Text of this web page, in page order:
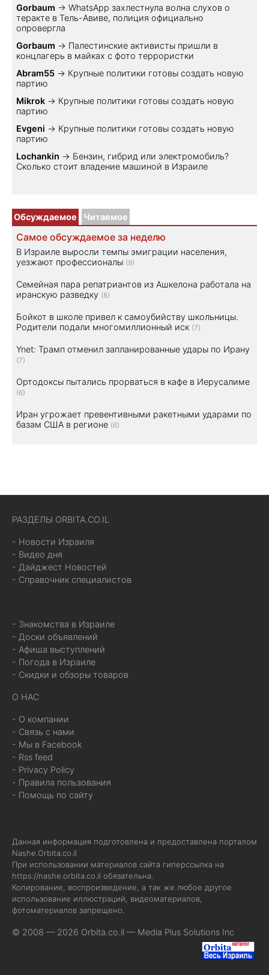
Gorbaum → WhatsApp захлестнула волна слухов о
теракте в Тель-Авиве, полиция официально
опровергла
Gorbaum → Палестинские активисты пришли в
концлагерь в майках с фото террористки
Abram55 → Крупные политики готовы создать новую
партию
Mikrok → Крупные политики готовы создать новую
партию
Evgeni → Крупные политики готовы создать новую
партию
Lochankin → Бензин, гибрид или электромобиль?
Cколько стоит владение машиной в Израиле
Обсуждаемое Читаемое
Самое обсуждаемое за неделю
В Израиле выросли темпы эмиграции населения,
уезжают профессионалы (9)
Семейная пара репатриантов из Ашкелона работала на
иранскую разведку (8)
Бойкот в школе привел к самоубийству школьницы.
Родители подали многомиллионный иск (7)
Ynet: Трамп отменил запланированные удары по Ирану
(7)
Ортодоксы пытались прорваться в кафе в Иерусалиме
(6)
Иран угрожает превентивными ракетными ударами по
базам США в регионе (6)
РАЗДЕЛЫ ORBITA.CO.IL
- Новости Израиля
- Видео дня
- Дайджест Новостей
- Справочник специалистов
- Знакомства в Израиле
- Доски объявлений
- Афиша выступлений
- Погода в Израиле
- Скидки и обзоры товаров
О НАС
- О компании
- Связь с нами
- Мы в Facebook
- Rss feed
- Privacy Policy
- Правила пользования
- Помощь по сайту
Данная информация подготовлена и предоставлена порталом
Nashe.Orbita.co.il
При использовании материалов сайта гиперссылка на
https://nashe.orbita.co.il обязательна.
Копирование, воспроизведение, а так же любое другое
использование иллюстраций, видеоматериалов,
фотоматериалов запрещено.
© 2008 — 2026 Orbita.co.il — Media Plus Solutions Inc